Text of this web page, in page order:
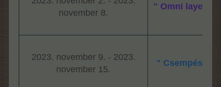
november 8.
" Omni layer
2023. november 9. - 2023.
november 15.
" Csempés